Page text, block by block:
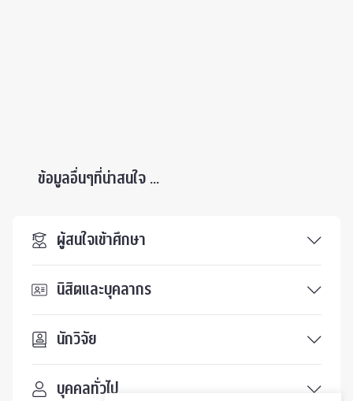
ข้อมูลอื่นๆที่น่าสนใจ ...
ผู้สนใจเข้าศึกษา
นิสิตและบุคลากร
นักวิจัย
บุคคลทั่วไป